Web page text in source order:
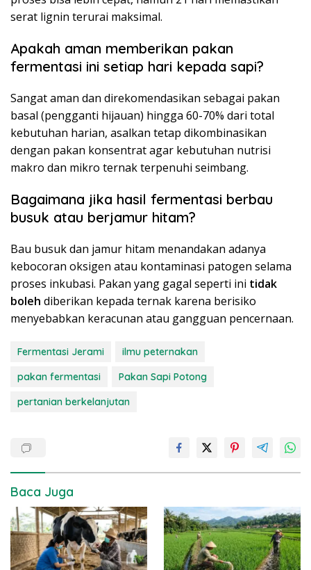
serat lignin terurai maksimal.
Apakah aman memberikan pakan
fermentasi ini setiap hari kepada sapi?
Sangat aman dan direkomendasikan sebagai pakan
basal (pengganti hijauan) hingga 60-70% dari total
kebutuhan harian, asalkan tetap dikombinasikan
dengan pakan konsentrat agar kebutuhan nutrisi
makro dan mikro ternak terpenuhi seimbang.
Bagaimana jika hasil fermentasi berbau
busuk atau berjamur hitam?
Bau busuk dan jamur hitam menandakan adanya
kebocoran oksigen atau kontaminasi patogen selama
proses inkubasi. Pakan yang gagal seperti ini tidak
boleh diberikan kepada ternak karena berisiko
menyebabkan keracunan atau gangguan pencernaan.
Fermentasi Jerami
ilmu peternakan
pakan fermentasi
Pakan Sapi Potong
pertanian berkelanjutan
Baca Juga